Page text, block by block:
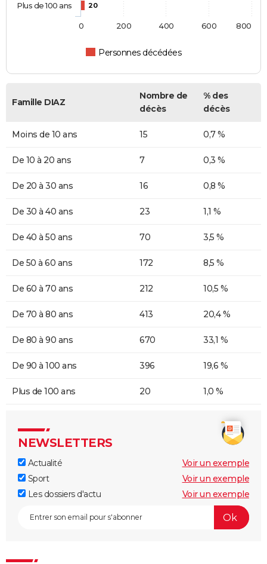
20
Personnes décédées
Plus de 100 ans
0 200 400 600 800
Famille DIAZ
Nombre de
décès
% des
décès
Moins de 10 ans 15 0,7 %
De 10 à 20 ans 7 0,3 %
De 20 à 30 ans 16 0,8 %
De 30 à 40 ans 23 1,1 %
De 40 à 50 ans 70 3,5 %
De 50 à 60 ans 172 8,5 %
De 60 à 70 ans 212 10,5 %
De 70 à 80 ans 413 20,4 %
De 80 à 90 ans 670 33,1 %
De 90 à 100 ans 396 19,6 %
Plus de 100 ans 20 1,0 %
NEWSLETTERS
Actualité
Voir un exemple
Sport
Voir un exemple
Les dossiers d'actu
Voir un exemple